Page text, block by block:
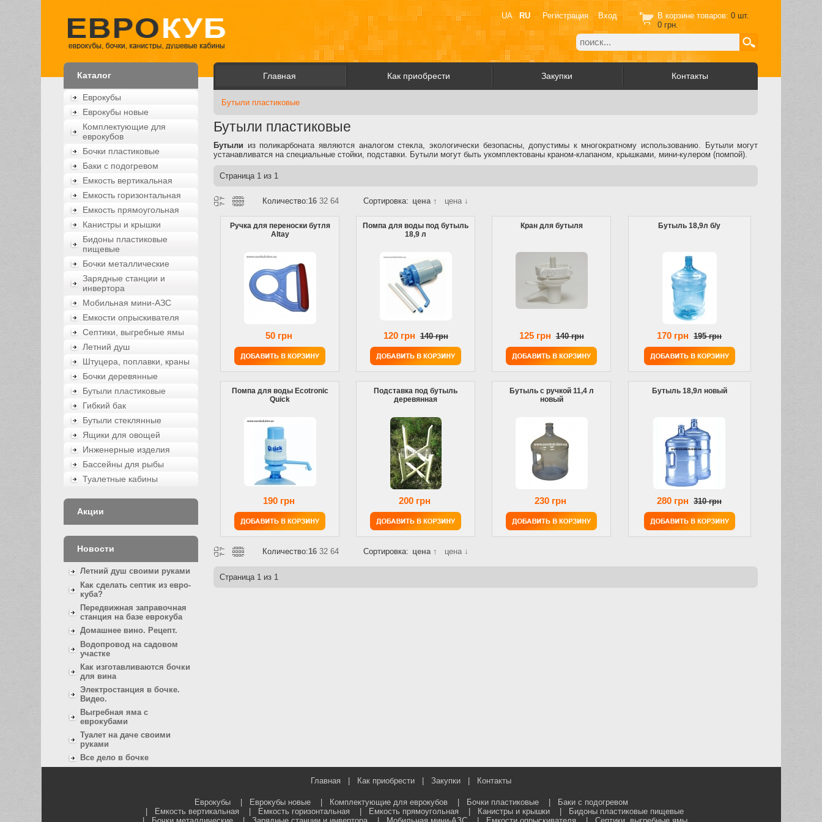
UA RU Регистрация Вход В корзине товаров:0 шт.
0 грн.
Каталог Главная Как приобрести Закупки Контакты
Еврокубы
Еврокубы новые
Комплектующие для
еврокубов
Бочки пластиковые
Баки с подогревом
Емкость вертикальная
Емкость горизонтальная
Емкость прямоугольная
Канистры и крышки
Бидоны пластиковые
пищевые
Бочки металлические
Зарядные станции и
инвертора
Мобильная мини-АЗС
Емкости опрыскивателя
Септики, выгребные ямы
Летний душ
Штуцера, поплавки, краны
Бочки деревянные
Бутыли пластиковые
Гибкий бак
Бутыли стеклянные
Ящики для овощей
Инженерные изделия
Бассейны для рыбы
Туалетные кабины
Акции
Новости
Летний душ своими руками
Как сделать септик из евро-
куба?
Передвижная заправочная
станция на базе еврокуба
Домашнее вино. Рецепт.
Водопровод на садовом
участке
Как изготавливаются бочки
для вина
Электростанция в бочке.
Видео.
Выгребная яма с
еврокубами
Туалет на даче своими
руками
Все дело в бочке
Бутыли пластиковые
Бутыли пластиковые
Бутыли из поликарбоната являются аналогом стекла, экологически безопасны, допустимы к многократному использованию. Бутыли могут
устанавливатся на специальные стойки, подставки. Бутыли могут быть укомплектованы краном-клапаном, крышками, мини-кулером (помпой).
Страница 1 из 1
Количество:16 32 64 Сортировка: цена ↑ цена ↓
Ручка для переноски бутля
Altay
50 грн
Помпа для воды под бутыль
18,9 л
120 грн 140 грн
Кран для бутыля
125 грн 140 грн
Бутыль 18,9л б/у
170 грн 195 грн
Помпа для воды Ecotronic
Quick
190 грн
Подставка под бутыль
деревянная
200 грн
Бутыль с ручкой 11,4 л
новый
230 грн
Бутыль 18,9л новый
280 грн 310 грн
Количество:16 32 64 Сортировка: цена ↑ цена ↓
Страница 1 из 1
Главная Как приобрести Закупки Контакты
Еврокубы| Еврокубы новые| Комплектующие для еврокубов| Бочки пластиковые|
Баки с подогревом
Емкость вертикальная Емкость горизонтальная Емкость прямоугольная Канистры и крышки
Бидоны пластиковые пищевые